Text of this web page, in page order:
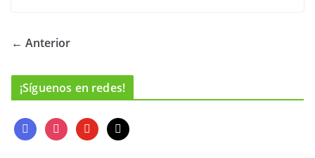
← Anterior
¡Síguenos en redes!
f
a
i
n
y
o
m
a